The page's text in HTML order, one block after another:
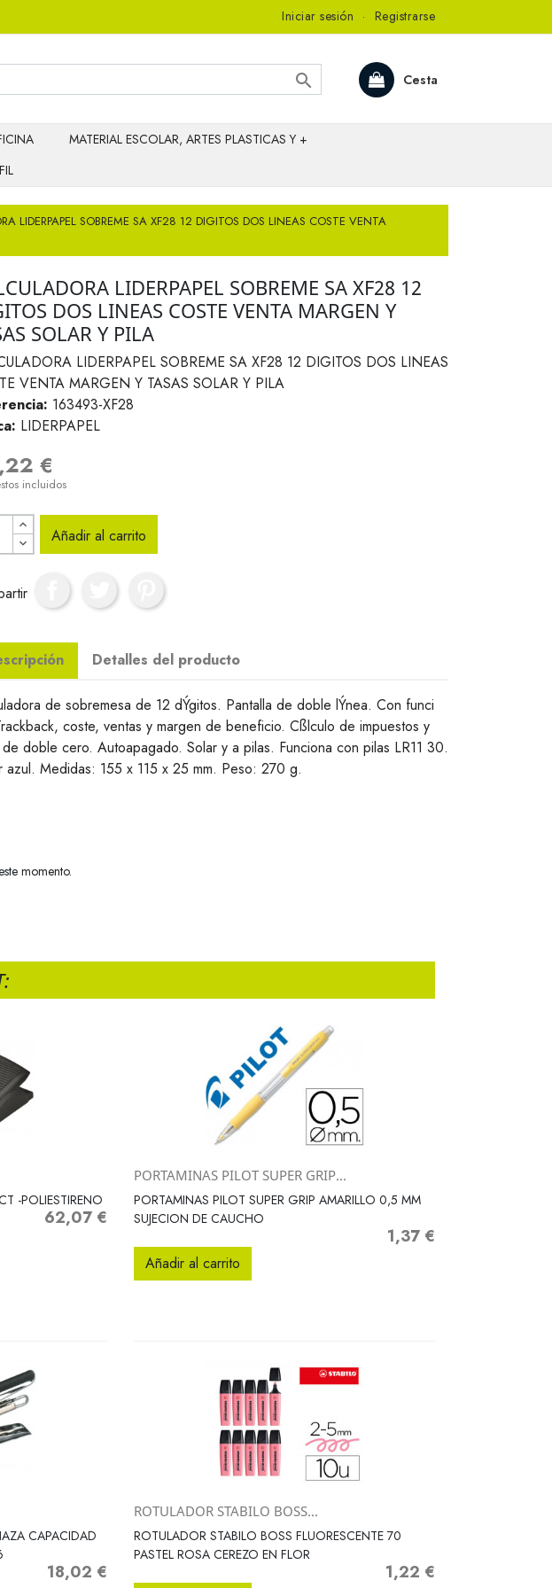
Iniciar sesión · Registrarse
Cesta

MATERIAL ESCOLAR, ARTES PLASTICAS Y +
LIDERPAPEL SOBREME SA XF28 12 DIGITOS DOS LINEAS COSTE VENTA
LIDERPAPEL SOBREME SA XF28 12
DOS LINEAS COSTE VENTA MARGEN Y
SOLAR Y PILA
LIDERPAPEL SOBREME SA XF28 12 DIGITOS DOS LINEAS
VENTA MARGEN Y TASAS SOLAR Y PILA
163493-XF28
LIDERPAPEL
€
incluidos
Añadir al carrito
Detalles del producto
de sobremesa de 12 dÝgitos. Pantalla de doble lÝnea. Con funci
coste, ventas y margen de beneficio. Cßlculo de impuestos y
doble cero. Autoapagado. Solar y a pilas. Funciona con pilas LR11 30.
azul. Medidas: 155 x 115 x 25 mm. Peso: 270 g.
momento.
-POLIESTIRENO
Precio
62,07 €
 Vista rápida
PORTAMINAS PILOT SUPER GRIP...
PORTAMINAS PILOT SUPER GRIP AMARILLO 0,5 MM
SUJECION DE CAUCHO
Precio
1,37 €
Añadir al carrito
CAPACIDAD
Precio
18,02 €
 Vista rápida
ROTULADOR STABILO BOSS...
ROTULADOR STABILO BOSS FLUORESCENTE 70
PASTEL ROSA CEREZO EN FLOR
Precio
1,22 €